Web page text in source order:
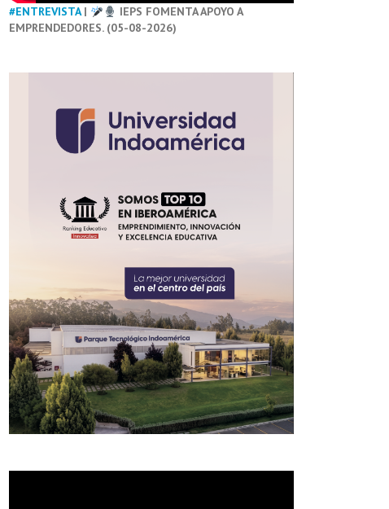
#ENTREVISTA|
IEPS FOMENTA APOYO A
EMPRENDEDORES. (05-08-2026)